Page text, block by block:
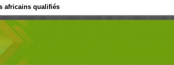
africains qualifiés
seule voix sur la question des réparations